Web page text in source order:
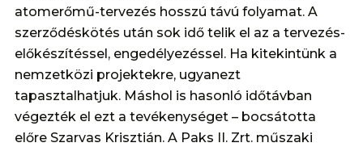
atomerőmű-tervezés hosszú távú folyamat. A
szerződéskötés után sok idő telik el az a tervezés-
előkészítéssel, engedélyezéssel. Ha kitekintünk a
nemzetközi projektekre, ugyanezt
tapasztalhatjuk. Máshol is hasonló időtávban
végezték el ezt a tevékenységet – bocsátotta
előre Szarvas Krisztián. A Paks II. Zrt. műszaki